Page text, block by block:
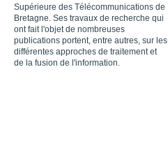
Supérieure des Télécommunications de
Bretagne. Ses travaux de recherche qui
ont fait l'objet de nombreuses
publications portent, entre autres, sur les
différentes approches de traitement et
de la fusion de l'information.